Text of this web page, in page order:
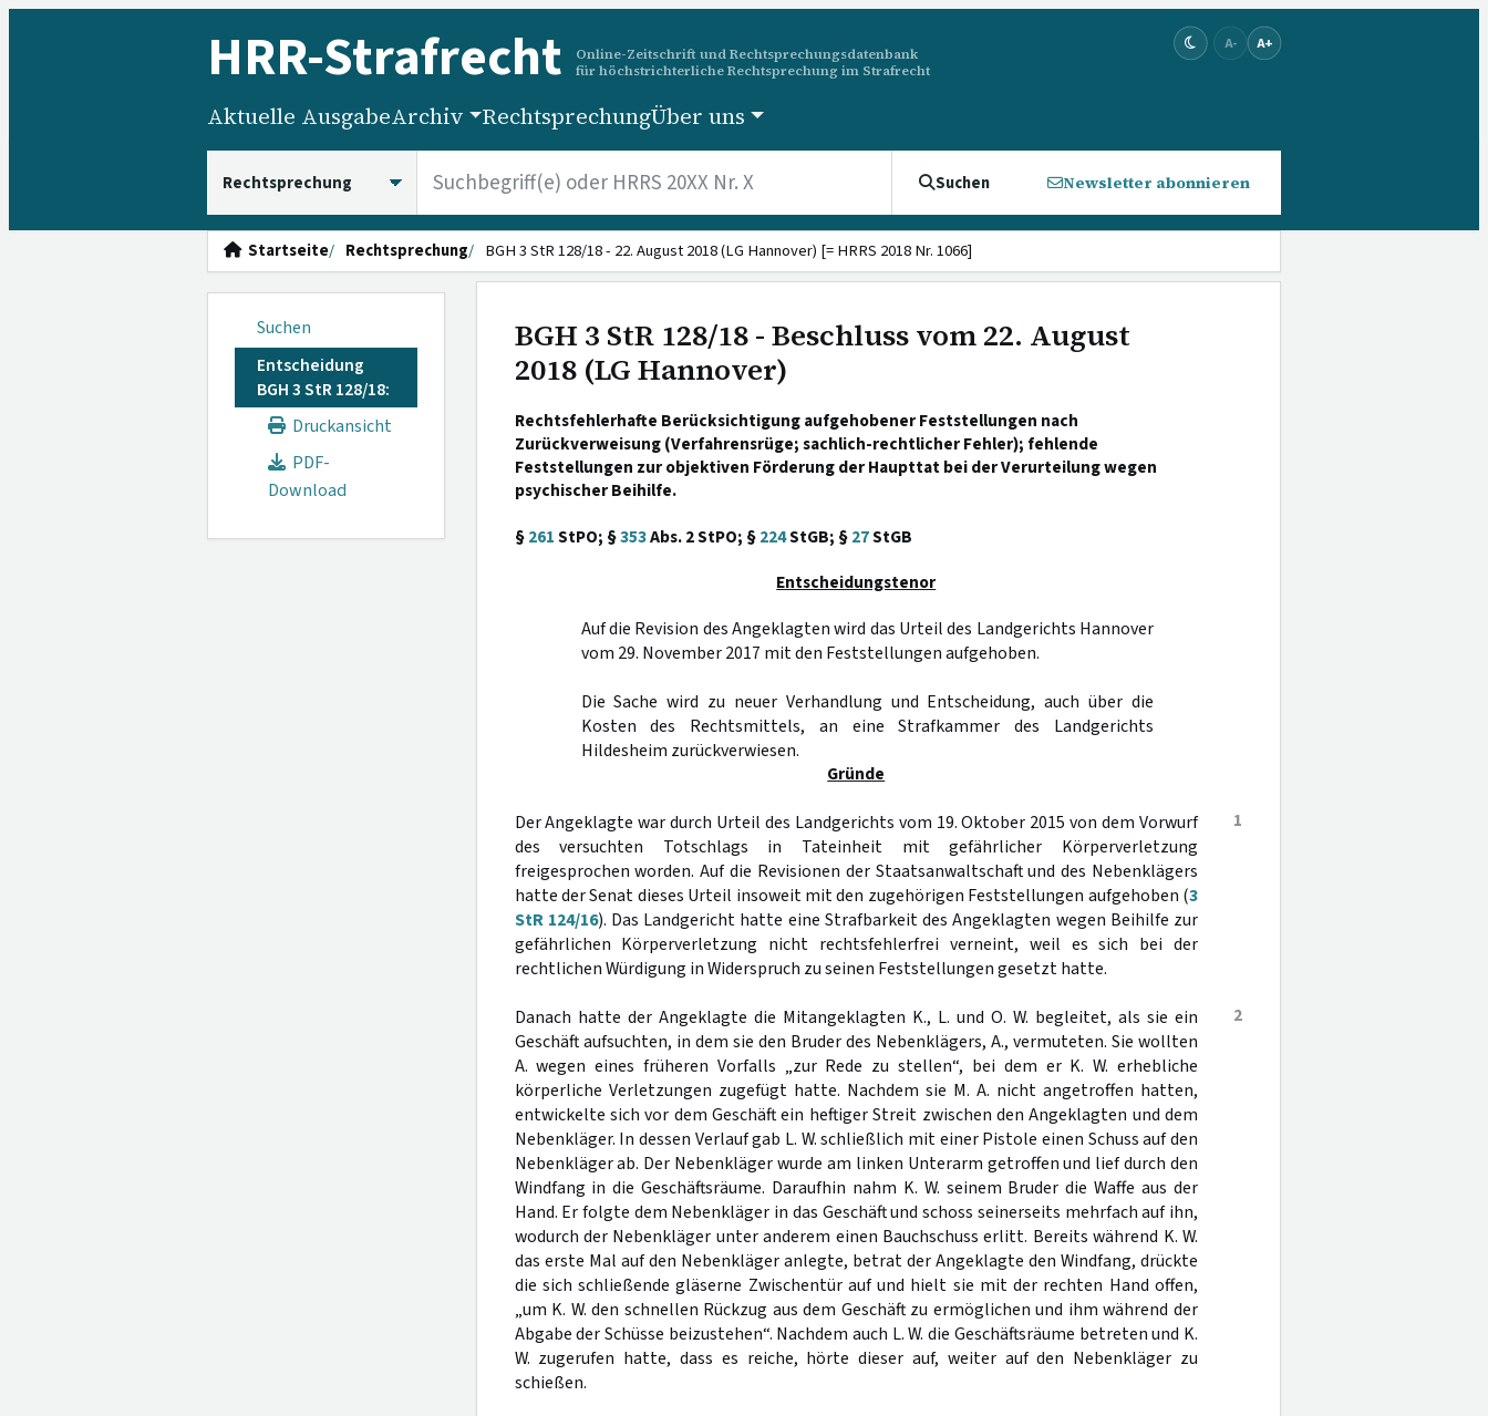
HRR-Strafrecht
Online-Zeitschrift und Rechtsprechungsdatenbank
für höchstrichterliche Rechtsprechung im Strafrecht
A- A+
Aktuelle AusgabeArchiv RechtsprechungÜber uns
Suchen Newsletter abonnieren
Startseite Rechtsprechung BGH 3 StR 128/18 - 22. August 2018 (LG Hannover) [= HRRS 2018 Nr. 1066]
Suchen
Entscheidung
BGH 3 StR 128/18:
Druckansicht
PDF-
Download
BGH 3 StR 128/18 - Beschluss vom 22. August
2018 (LG Hannover)
Rechtsfehlerhafte Berücksichtigung aufgehobener Feststellungen nach
Zurückverweisung (Verfahrensrüge; sachlich-rechtlicher Fehler); fehlende
Feststellungen zur objektiven Förderung der Haupttat bei der Verurteilung wegen
psychischer Beihilfe.
§261StPO; §353Abs. 2 StPO; §224StGB; §27StGB
Entscheidungstenor
Auf die Revision des Angeklagten wird das Urteil des Landgerichts Hannover
vom 29. November 2017 mit den Feststellungen aufgehoben.
Die Sache wird zu neuer Verhandlung und Entscheidung, auch über die
Kosten des Rechtsmittels, an eine Strafkammer des Landgerichts
Hildesheim zurückverwiesen.
Gründe
1
Der Angeklagte war durch Urteil des Landgerichts vom 19. Oktober 2015 von dem Vorwurf
des versuchten Totschlags in Tateinheit mit gefährlicher Körperverletzung
freigesprochen worden. Auf die Revisionen der Staatsanwaltschaft und des Nebenklägers
hatte der Senat dieses Urteil insoweit mit den zugehörigen Feststellungen aufgehoben (3
StR 124/16). Das Landgericht hatte eine Strafbarkeit des Angeklagten wegen Beihilfe zur
gefährlichen Körperverletzung nicht rechtsfehlerfrei verneint, weil es sich bei der
rechtlichen Würdigung in Widerspruch zu seinen Feststellungen gesetzt hatte.
2
Danach hatte der Angeklagte die Mitangeklagten K., L. und O. W. begleitet, als sie ein
Geschäft aufsuchten, in dem sie den Bruder des Nebenklägers, A., vermuteten. Sie wollten
A. wegen eines früheren Vorfalls „zur Rede zu stellen“, bei dem er K. W. erhebliche
körperliche Verletzungen zugefügt hatte. Nachdem sie M. A. nicht angetroffen hatten,
entwickelte sich vor dem Geschäft ein heftiger Streit zwischen den Angeklagten und dem
Nebenkläger. In dessen Verlauf gab L. W. schließlich mit einer Pistole einen Schuss auf den
Nebenkläger ab. Der Nebenkläger wurde am linken Unterarm getroffen und lief durch den
Windfang in die Geschäftsräume. Daraufhin nahm K. W. seinem Bruder die Waffe aus der
Hand. Er folgte dem Nebenkläger in das Geschäft und schoss seinerseits mehrfach auf ihn,
wodurch der Nebenkläger unter anderem einen Bauchschuss erlitt. Bereits während K. W.
das erste Mal auf den Nebenkläger anlegte, betrat der Angeklagte den Windfang, drückte
die sich schließende gläserne Zwischentür auf und hielt sie mit der rechten Hand offen,
„um K. W. den schnellen Rückzug aus dem Geschäft zu ermöglichen und ihm während der
Abgabe der Schüsse beizustehen“. Nachdem auch L. W. die Geschäftsräume betreten und K.
W. zugerufen hatte, dass es reiche, hörte dieser auf, weiter auf den Nebenkläger zu
schießen.